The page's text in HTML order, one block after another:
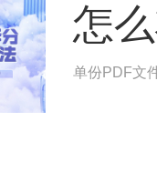
怎
单份PDF文